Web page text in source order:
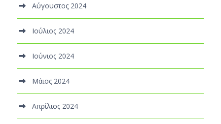
Αύγουστος 2024
Ιούλιος 2024
Ιούνιος 2024
Μάιος 2024
Απρίλιος 2024